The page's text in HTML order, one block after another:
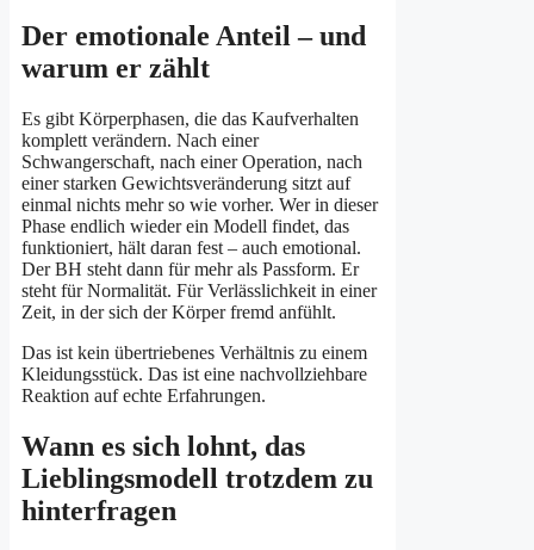
Der emotionale Anteil – und
warum er zählt
Es gibt Körperphasen, die das Kaufverhalten
komplett verändern. Nach einer
Schwangerschaft, nach einer Operation, nach
einer starken Gewichtsveränderung sitzt auf
einmal nichts mehr so wie vorher. Wer in dieser
Phase endlich wieder ein Modell findet, das
funktioniert, hält daran fest – auch emotional.
Der BH steht dann für mehr als Passform. Er
steht für Normalität. Für Verlässlichkeit in einer
Zeit, in der sich der Körper fremd anfühlt.
Das ist kein übertriebenes Verhältnis zu einem
Kleidungsstück. Das ist eine nachvollziehbare
Reaktion auf echte Erfahrungen.
Wann es sich lohnt, das
Lieblingsmodell trotzdem zu
hinterfragen